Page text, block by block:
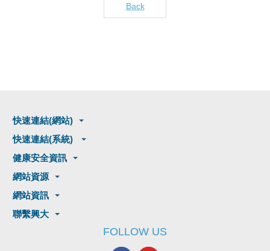
Back
快速連結(網站)
快速連結(系統)
健康安全資訊
網站資源
網站資訊
聯繫興大
FOLLOW US